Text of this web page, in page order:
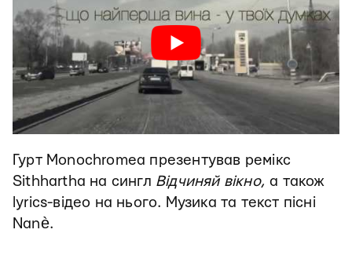
Гурт Monochromea презентував ремікс
Sithhartha на сингл Відчиняй вікно, а також
lyrics-відео на нього. Музика та текст пісні
Nanè.